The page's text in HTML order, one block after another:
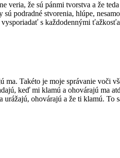
veria, že sú pánmi tvorstva a že
podradné stvorenia, hlúpe,
s každodennými
ma. Takéto je moje správanie voči
keď mi klamú a ohovárajú ma
ohovárajú a že ti klamú. To